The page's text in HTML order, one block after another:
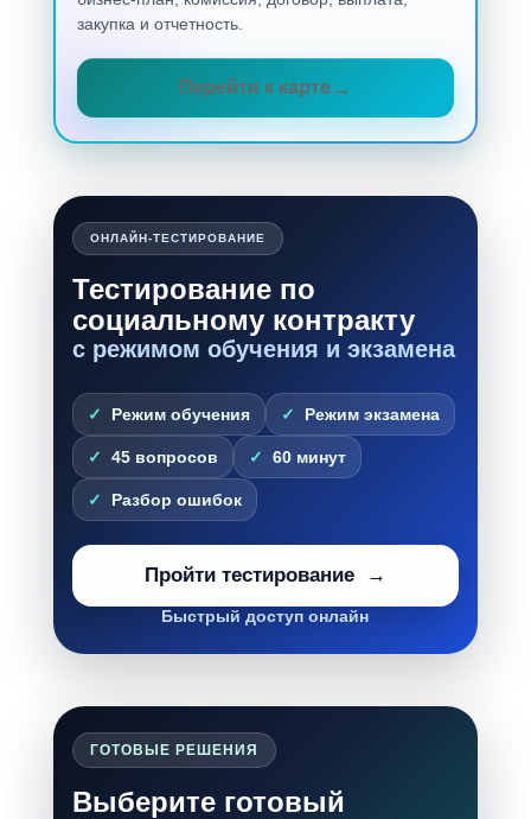
закупка и отчетность.
Перейти к карте
ОНЛАЙН-ТЕСТИРОВАНИЕ
Тестирование по
социальному контракту
с режимом обучения и экзамена
Режим обучения Режим экзамена
45 вопросов 60 минут
Разбор ошибок
Пройти тестирование
Быстрый доступ онлайн
ГОТОВЫЕ РЕШЕНИЯ
Выберите готовый